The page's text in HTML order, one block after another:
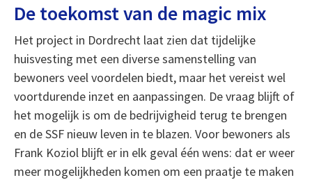
De toekomst van de magic mix
Het project in Dordrecht laat zien dat tijdelijke
huisvesting met een diverse samenstelling van
bewoners veel voordelen biedt, maar het vereist wel
voortdurende inzet en aanpassingen. De vraag blijft of
het mogelijk is om de bedrijvigheid terug te brengen
en de SSF nieuw leven in te blazen. Voor bewoners als
Frank Koziol blijft er in elk geval één wens: dat er weer
meer mogelijkheden komen om een praatje te maken